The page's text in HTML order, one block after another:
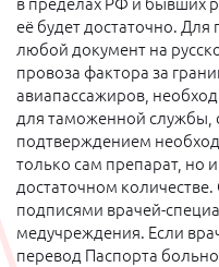
в пределах РФ и бывших
её будет достаточно. Для
любой документ на
провоза фактора за
авиапассажиров,
для таможенной службы,
подтверждением
только сам препарат, но
достаточном
подписями врачей-
медучреждения. Если
перевод Паспорта